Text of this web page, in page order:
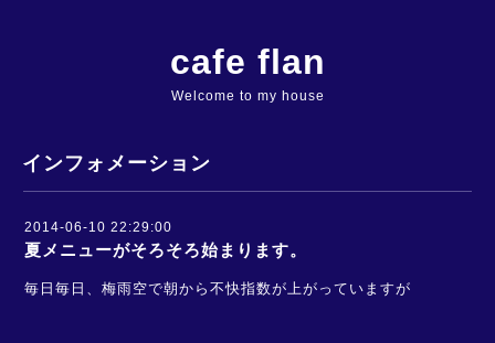
cafe flan
Welcome to my house
インフォメーション
2014-06-10 22:29:00
夏メニューがそろそろ始まります。
毎日毎日、梅雨空で朝から不快指数が上がっていますが